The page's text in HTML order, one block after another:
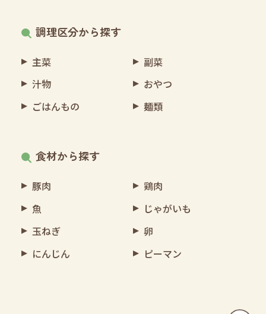
調理区分から探す
主菜
副菜
汁物
おやつ
ごはんもの
麺類
食材から探す
豚肉
鶏肉
魚
じゃがいも
玉ねぎ
卵
にんじん
ピーマン